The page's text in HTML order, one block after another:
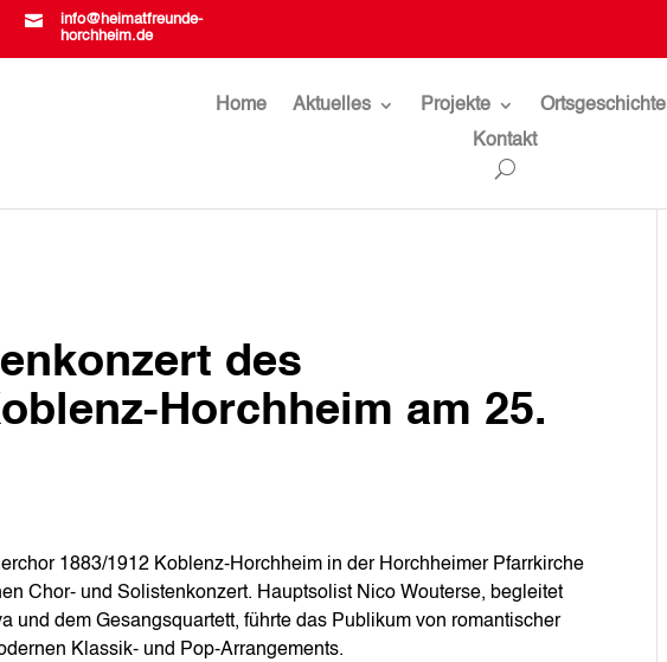

info@heimatfreunde-
horchheim.de
Home Aktuelles Projekte Ortsgeschichte
Kontakt
des
Horchheim am 25.
1883/1912 Koblenz-Horchheim in der Horchheimer Pfarrkirche
Chor‑ und Solistenkonzert. Hauptsolist Nico Wouterse, begleitet
und dem Gesangsquartett, führte das Publikum von romantischer
Klassik‑ und Pop‑Arrangements.